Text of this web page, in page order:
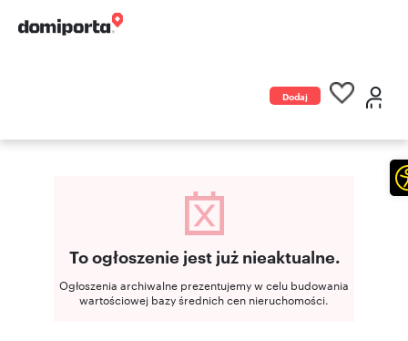
Dodaj
To ogłoszenie jest już nieaktualne.
Ogłoszenia archiwalne prezentujemy w celu budowania
wartościowej bazy średnich cen nieruchomości.